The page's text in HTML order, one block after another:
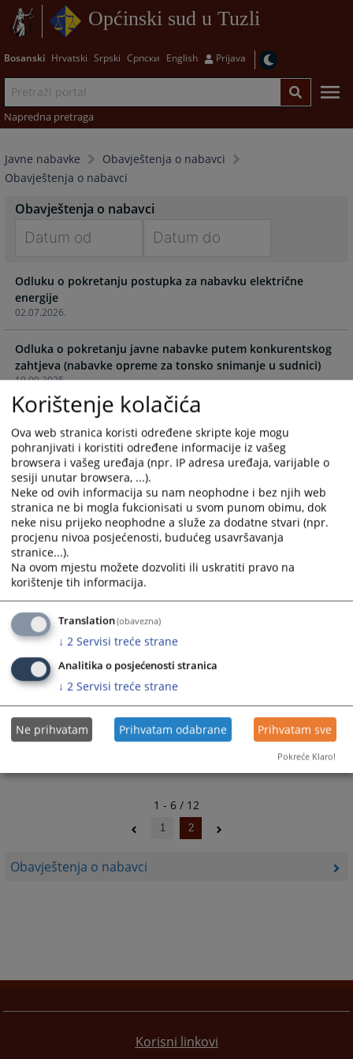
Općinski sud u Tuzli
Bosanski Hrvatski Srpski Српски English Prijava
Napredna pretraga
Javne nabavke
Obavještenja o nabavci
Obavještenja o nabavci
Obavještenja o nabavci
Obavještenja o nabavci
forward
to
interact
with
the
calendar
and
select
date.
Press
the
question
mark
key
to
get
the
keyboard
shortcuts
for
changing
dates.
forward
with
the
calendar
and
select
date.
Press
the
question
mark
key
to
get
the
for
changing
dates.
02.07.2026.
Odluku o pokretanju postupka za nabavku električne
energije
19.09.2025.
Odluka o pokretanju javne nabavke putem konkurentskog
zahtjeva (nabavke opreme za tonsko snimanje u sudnici)
10.07.2025.
Odluka o pokretanju javne nabavke putem konkurentskog
zahtjeva (nabavka računara i računarske opreme sa
licencom)
08.07.2025.
Odluka o pokretanju postupka javne nabavke
telekomunikacijskih usluga (nabavka usluga IP telefonije i
nabavka usluga mobilne telefonije)
01.07.2025.
Odluka o pokretanju postupka javne nabavke električne
energije
05.06.2025.
Odluka o pokretanju postupka javne nabavke električne
energije
1 - 6 / 12
1 2
Korisni linkovi
Korištenje kolačića
Ova web stranica koristi određene skripte koje mogu
pohranjivati i koristiti određene informacije iz vašeg
browsera i vašeg uređaja (npr. IP adresa uređaja, varijable o
sesiji unutar browsera, ...).
Neke od ovih informacija su nam neophodne i bez njih web
stranica ne bi mogla fukcionisati u svom punom obimu, dok
neke nisu prijeko neophodne a služe za dodatne stvari (npr.
procjenu nivoa posjećenosti, budućeg usavršavanja
stranice...).
Na ovom mjestu možete dozvoliti ili uskratiti pravo na
korištenje tih informacija.
Translation(obavezna)
↓ 2 Servisi treće strane
Analitika o posjećenosti stranica
↓ 2 Servisi treće strane
Ne prihvatam Prihvatam odabrane Prihvatam sve
Pokreće Klaro!